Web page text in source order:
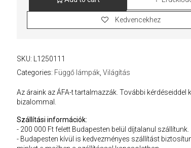
Guzzini
quantity
Kedvencekhez
SKU:
L1250111
Categories: Függő lámpák Világítás
Az áraink az ÁFA-t tartalmazzák. További kérdéseiddel
bizalommal.
Szállítási információk:
- 200 000 Ft felett Budapesten belül díjtalanul szállítunk.
- Budapesten kívül is kedvezményes szállítást